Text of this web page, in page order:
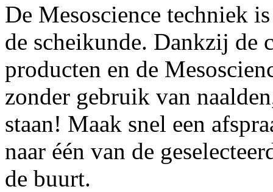
De Mesoscience techniek
de scheikunde. Dankzij de
producten en de
zonder gebruik van
staan! Maak snel een
naar één van de
de buurt.